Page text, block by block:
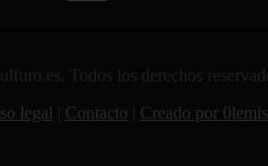
Todos los derechos
legal Contacto Creado por